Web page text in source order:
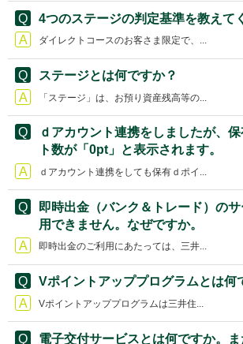
4つのステージの判定基準を教えて
ダイレクトコースのお客さま限定で、...
ステージとは何ですか？
「ステージ」は、お預り資産残高等の...
ｄアカウント連携をしましたが、
ト数が「0pt」と表示されます。
ｄアカウント連携をしても保有ｄポイ...
即時出金（バンク＆トレード）のサ
用できません。なぜですか。
即時出金のご利用にあたっては、三井...
Vポイントアッププログラムとは何
Vポイントアッププログラムは三井住...
電子交付サービスとは何ですか。ま